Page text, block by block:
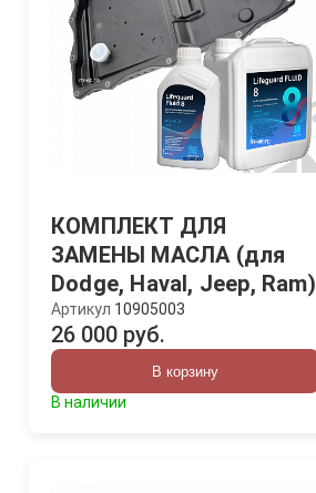
КОМПЛЕКТ ДЛЯ
ЗАМЕНЫ МАСЛА (для
Dodge, Haval, Jeep, Ram)
Артикул 10905003
26 000 руб.
В корзину
В наличии